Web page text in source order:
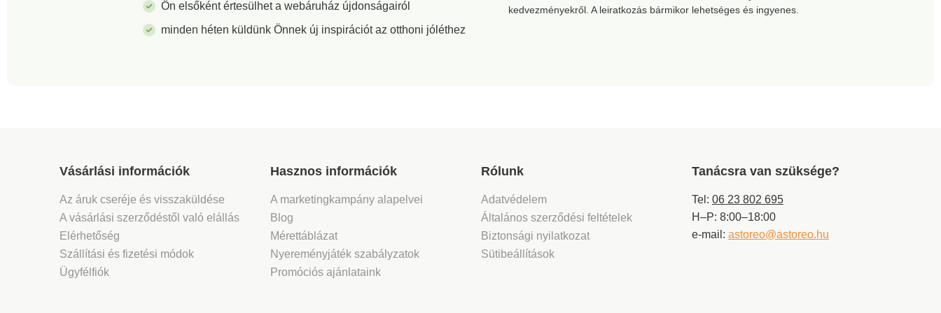
száraz és meleg
borogatáshoz
Ön elsőként értesülhet a webáruház újdonságairól
minden héten küldünk Önnek új inspirációt az otthoni jóléthez
kedvezményekről. A leiratkozás bármikor lehetséges és ingyenes.
Vásárlási információk
Az áruk cseréje és visszaküldése
A vásárlási szerződéstől való elállás
Elérhetőség
Szállítási és fizetési módok
Ügyfélfiók
Hasznos információk
A marketingkampány alapelvei
Blog
Mérettáblázat
Nyereményjáték szabályzatok
Promóciós ajánlataink
Rólunk
Adatvédelem
Általános szerződési feltételek
Biztonsági nyilatkozat
Sütibeállítások
Tanácsra van szüksége?
Tel: 06 23 802 695
H–P: 8:00–18:00
e-mail: astoreo@astoreo.hu